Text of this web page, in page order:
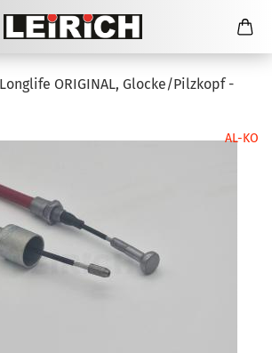
ORIGINAL, Glocke/Pilzkopf -
AL-KO